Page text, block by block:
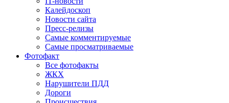
Калейдоскоп
Новости сайта
Пресс-релизы
Самые комментируемые
Самые просматриваемые
Фотофакт
Все фотофакты
ЖКХ
Нарушители ПДД
Дороги